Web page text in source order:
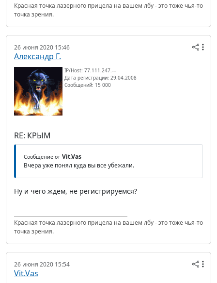
Красная точка лазерного прицела на вашем лбу - это тоже чья-то
точка зрения.
26 июня 2020 15:46
Александр Г.
IP/Host: 77.111.247.---
Дата регистрации: 29.04.2008
Сообщений: 15 000
RE: КРЫМ
Сообщение от Vit.Vas
Вчера уже понял куда вы все убежали.
Ну и чего ждем, не регистрируемся?
Красная точка лазерного прицела на вашем лбу - это тоже чья-то
точка зрения.
26 июня 2020 15:54
Vit.Vas